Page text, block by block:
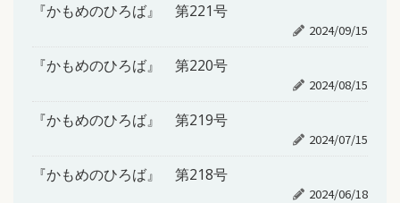
『かもめのひろば』 第221号
2024/09/15
『かもめのひろば』 第220号
2024/08/15
『かもめのひろば』 第219号
2024/07/15
『かもめのひろば』 第218号
2024/06/18